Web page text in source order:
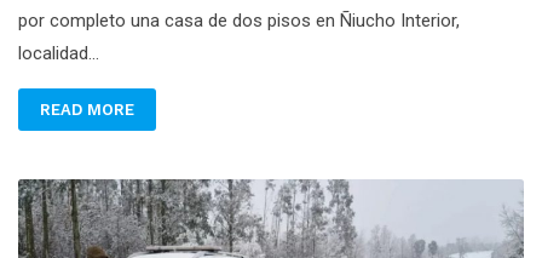
por completo una casa de dos pisos en Ñiucho Interior,
localidad...
READ MORE